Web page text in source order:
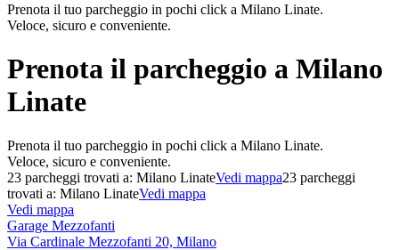
Prenota il tuo parcheggio in pochi click a Milano Linate.
Veloce, sicuro e conveniente.
Prenota il parcheggio a Milano
Linate
Prenota il tuo parcheggio in pochi click a Milano Linate.
Veloce, sicuro e conveniente.
23 parcheggi trovati a: Milano LinateVedi mappa23 parcheggi
trovati a: Milano LinateVedi mappa
Vedi mappa
Garage Mezzofanti
Via Cardinale Mezzofanti 20, Milano